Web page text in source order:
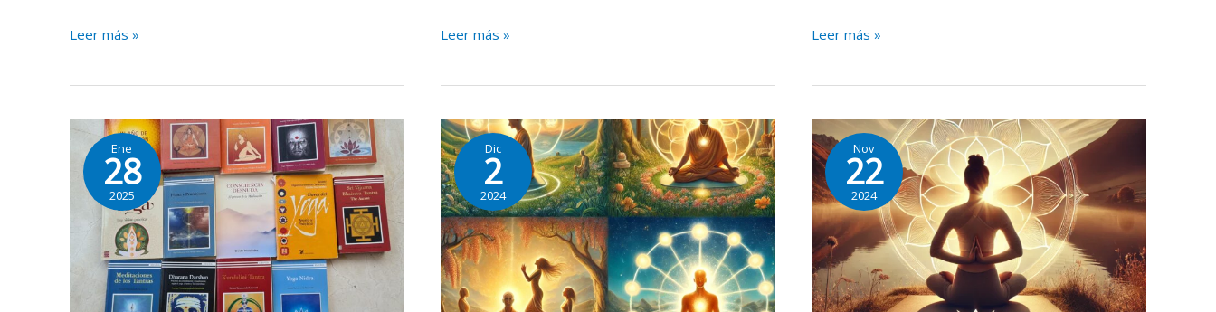
Leer más » Leer más » Leer más »
Ene
28
2025
Libros
recomendados
sobre
Yoga
Meditación
Dic
2
2024
Etapas
en
el
Camino
del
Yoga
Nov
22
2024
Descubre
los
Beneficios
Transformadores
del
Yoga
y
la